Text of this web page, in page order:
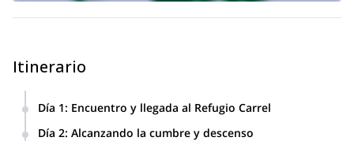
Itinerario
Día 1: Encuentro y llegada al Refugio Carrel
Día 2: Alcanzando la cumbre y descenso